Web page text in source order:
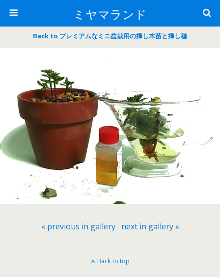
ミヤマランド
Back to プレミアムなミニ盆栽用の挿し木苗と挿し穂
« previous in gallery next in gallery »
Back to top